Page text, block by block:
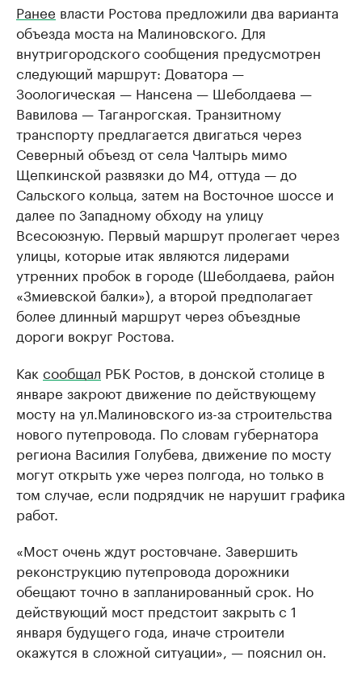
Ранее власти Ростова предложили два варианта
объезда моста на Малиновского. Для
внутригородского сообщения предусмотрен
следующий маршрут: Доватора —
Зоологическая — Нансена — Шеболдаева —
Вавилова — Таганрогская. Транзитному
транспорту предлагается двигаться через
Северный объезд от села Чалтырь мимо
Щепкинской развязки до М4, оттуда — до
Сальского кольца, затем на Восточное шоссе и
далее по Западному обходу на улицу
Всесоюзную. Первый маршрут пролегает через
улицы, которые итак являются лидерами
утренних пробок в городе (Шеболдаева, район
«Змиевской балки»), а второй предполагает
более длинный маршрут через объездные
дороги вокруг Ростова.
Как сообщал РБК Ростов, в донской столице в
январе закроют движение по действующему
мосту на ул.Малиновского из-за строительства
нового путепровода. По словам губернатора
региона Василия Голубева, движение по мосту
могут открыть уже через полгода, но только в
том случае, если подрядчик не нарушит графика
работ.
«Мост очень ждут ростовчане. Завершить
реконструкцию путепровода дорожники
обещают точно в запланированный срок. Но
действующий мост предстоит закрыть с 1
января будущего года, иначе строители
окажутся в сложной ситуации», — пояснил он.